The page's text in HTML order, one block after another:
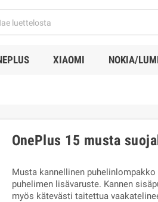
XIAOMI NOKIA/
OnePlus 15 musta
Musta kannellinen
puhelimen lisävaruste. Kannen
myös kätevästi taitettua